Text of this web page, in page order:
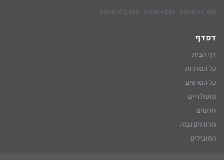
1,436+ סרטים · 230+ סדרות · 12,000+ פרקים
דפדף
דף הבית
כל הסדרות
כל הסרטים
פופולריים
חדשים
מדורגים גבוה
המובילים